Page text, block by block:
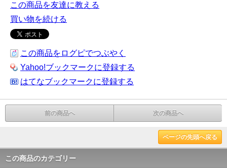
この商品を友達に教える
買い物を続ける
この商品をログピでつぶやく
Yahoo!ブックマークに登録する
はてなブックマークに登録する
前の商品へ 次の商品へ
ページの先頭へ戻る
この商品のカテゴリー